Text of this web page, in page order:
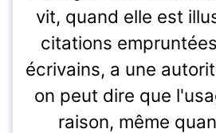
vit, quand elle est
citations
écrivains, a une
on peut dire que
raison, même